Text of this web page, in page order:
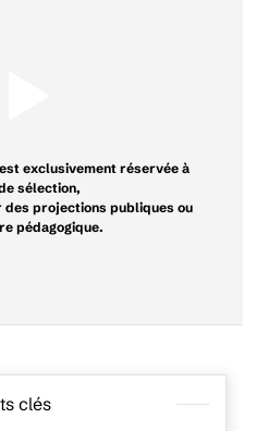
exclusivement réservée à
sélection,
projections publiques ou
pédagogique.
clés